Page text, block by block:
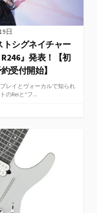
日
トシグネイチャー
』発表！【初
受付開始】
レイとヴォーカルで知られ
のReiと“フ...